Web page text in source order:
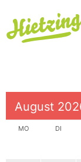
August
MO DI